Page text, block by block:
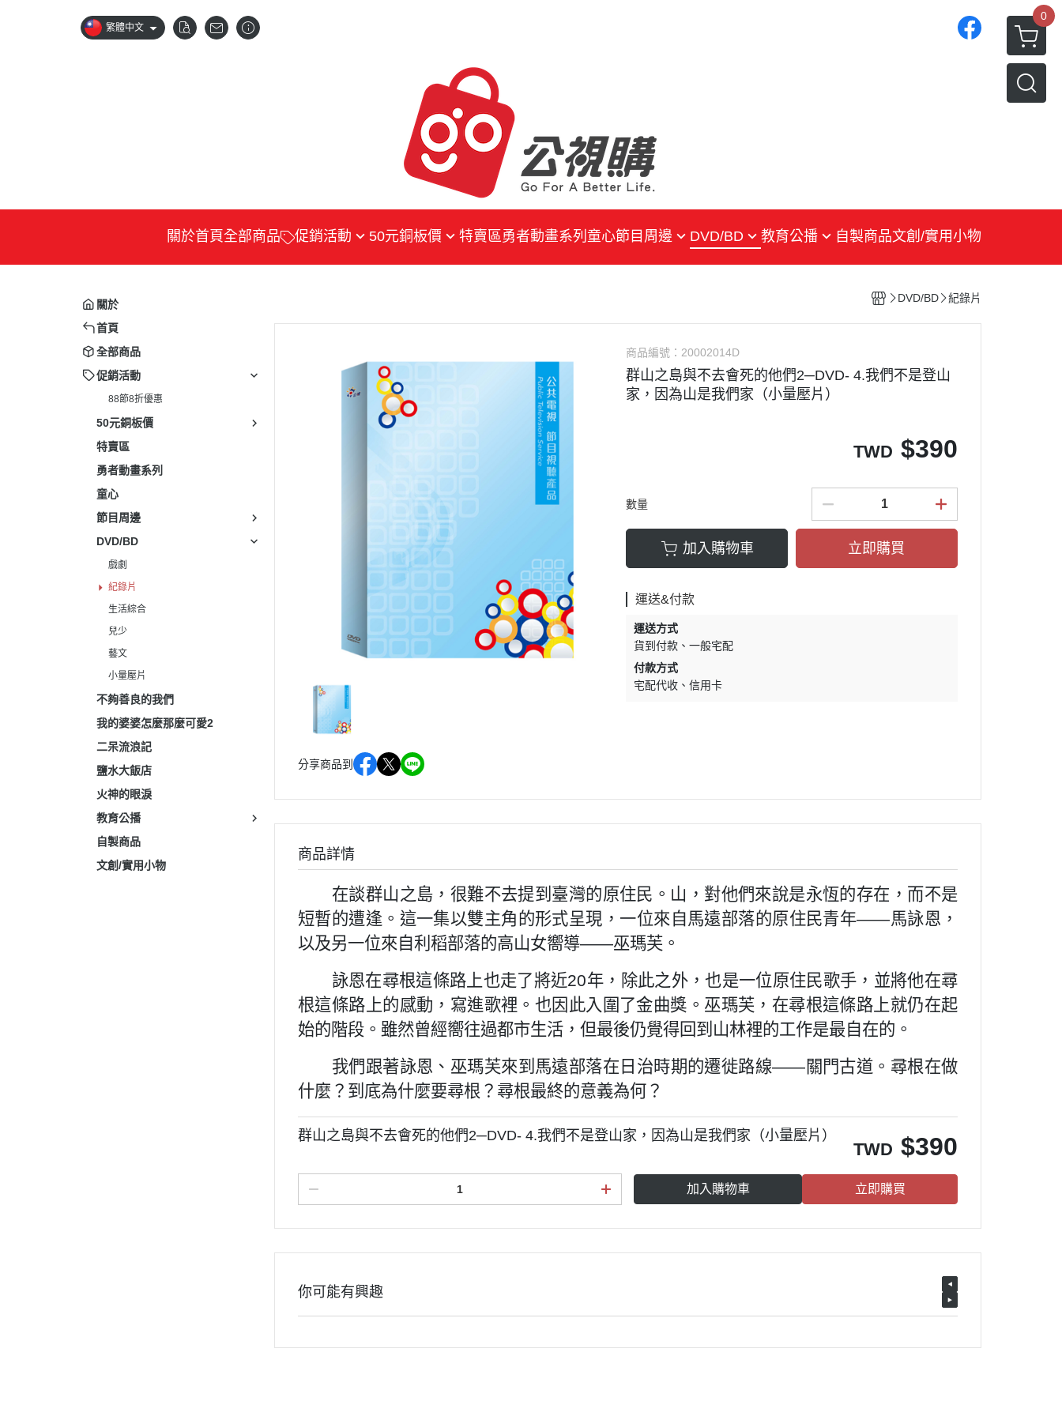
繁體中文
0
關於首頁全部商品 促銷活動 50元銅板價
科普
電影
藝文
特賣區勇者動畫系列 童心節目周邊
生活綜合
DVD/BD
生活綜合
兒少
藝文
小量壓片
教育公播
生活綜合
兒少
文藝
環境教育
自製商品文創/實用小物
關於
首頁
全部商品
促銷活動
88節8折優惠
50元銅板價
特賣區
勇者動畫系列
童心
節目周邊
DVD/BD
戲劇
紀錄片
生活綜合
兒少
藝文
小量壓片
不夠善良的我們
我的婆婆怎麼那麼可愛2
二呆流浪記
鹽水大飯店
火神的眼淚
教育公播
自製商品
文創/實用小物
DVD/BD 紀錄片
分享商品到
商品編號： 20002014D
群山之島與不去會死的他們2─DVD- 4.我們不是登山
家，因為山是我們家（小量壓片）
TWD $390
數量
加入購物車 立即購買
運送&付款
運送方式
貨到付款
一般宅配
付款方式
宅配代收
信用卡
商品詳情
在談群山之島，很難不去提到臺灣的原住民。山，對他們來說是永恆的存在，而不是
短暫的遭逢。這一集以雙主角的形式呈現，一位來自馬遠部落的原住民青年——馬詠恩，
以及另一位來自利稻部落的高山女嚮導——巫瑪芙。
詠恩在尋根這條路上也走了將近20年，除此之外，也是一位原住民歌手，並將他在尋
根這條路上的感動，寫進歌裡。也因此入圍了金曲獎。巫瑪芙，在尋根這條路上就仍在起
始的階段。雖然曾經嚮往過都市生活，但最後仍覺得回到山林裡的工作是最自在的。
我們跟著詠恩、巫瑪芙來到馬遠部落在日治時期的遷徙路線——關門古道。尋根在做
什麼？到底為什麼要尋根？尋根最終的意義為何？
群山之島與不去會死的他們2─DVD- 4.我們不是登山家，因為山是我們家（小量壓片）
TWD $390
加入購物車 立即購買
你可能有興趣